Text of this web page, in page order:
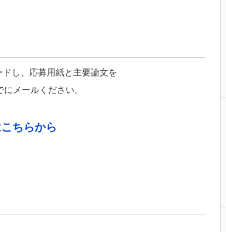
し、応募用紙と主要論文を
にメールください。
ちらから